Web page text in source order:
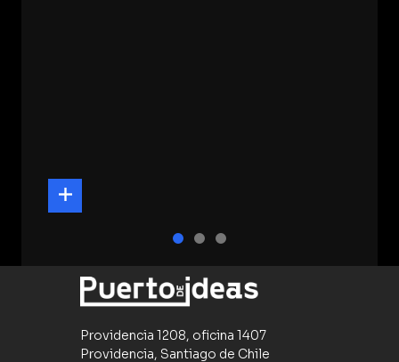
Providencia 1208, oficina 1407
Providencia, Santiago de Chile